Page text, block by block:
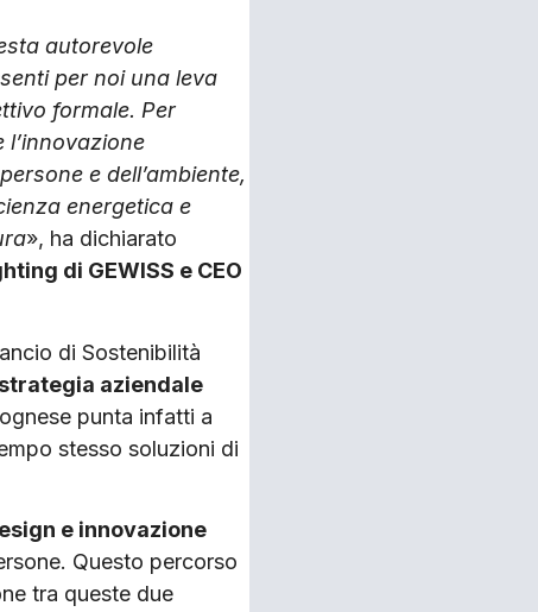
autorevole
per noi una leva
formale. Per
e dell’ambiente,
energetica e
», ha dichiarato
di GEWISS e CEO
di Sostenibilità
strategia aziendale
punta infatti a
stesso soluzioni di
e innovazione
Questo percorso
tra queste due